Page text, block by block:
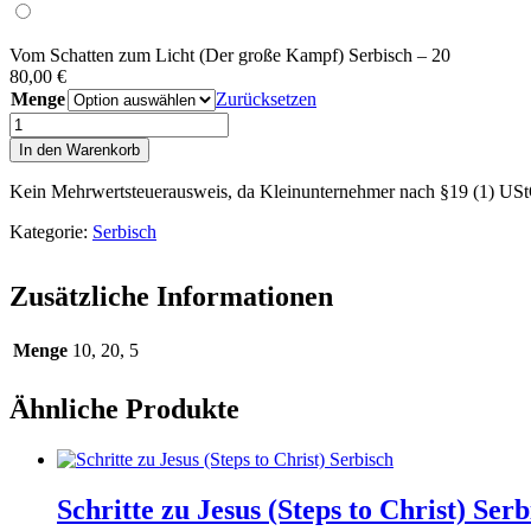
Vom Schatten zum Licht (Der große Kampf) Serbisch – 20
80,00 €
Menge
Zurücksetzen
Vom
Schatten
zum
Licht
große
Menge
In den Warenkorb
Kein Mehrwertsteuerausweis, da Kleinunternehmer nach §19 (1)
Kategorie: Serbisch
Zusätzliche Informationen
Menge 10, 20, 5
Ähnliche Produkte
Schritte zu Jesus (Steps to Christ)